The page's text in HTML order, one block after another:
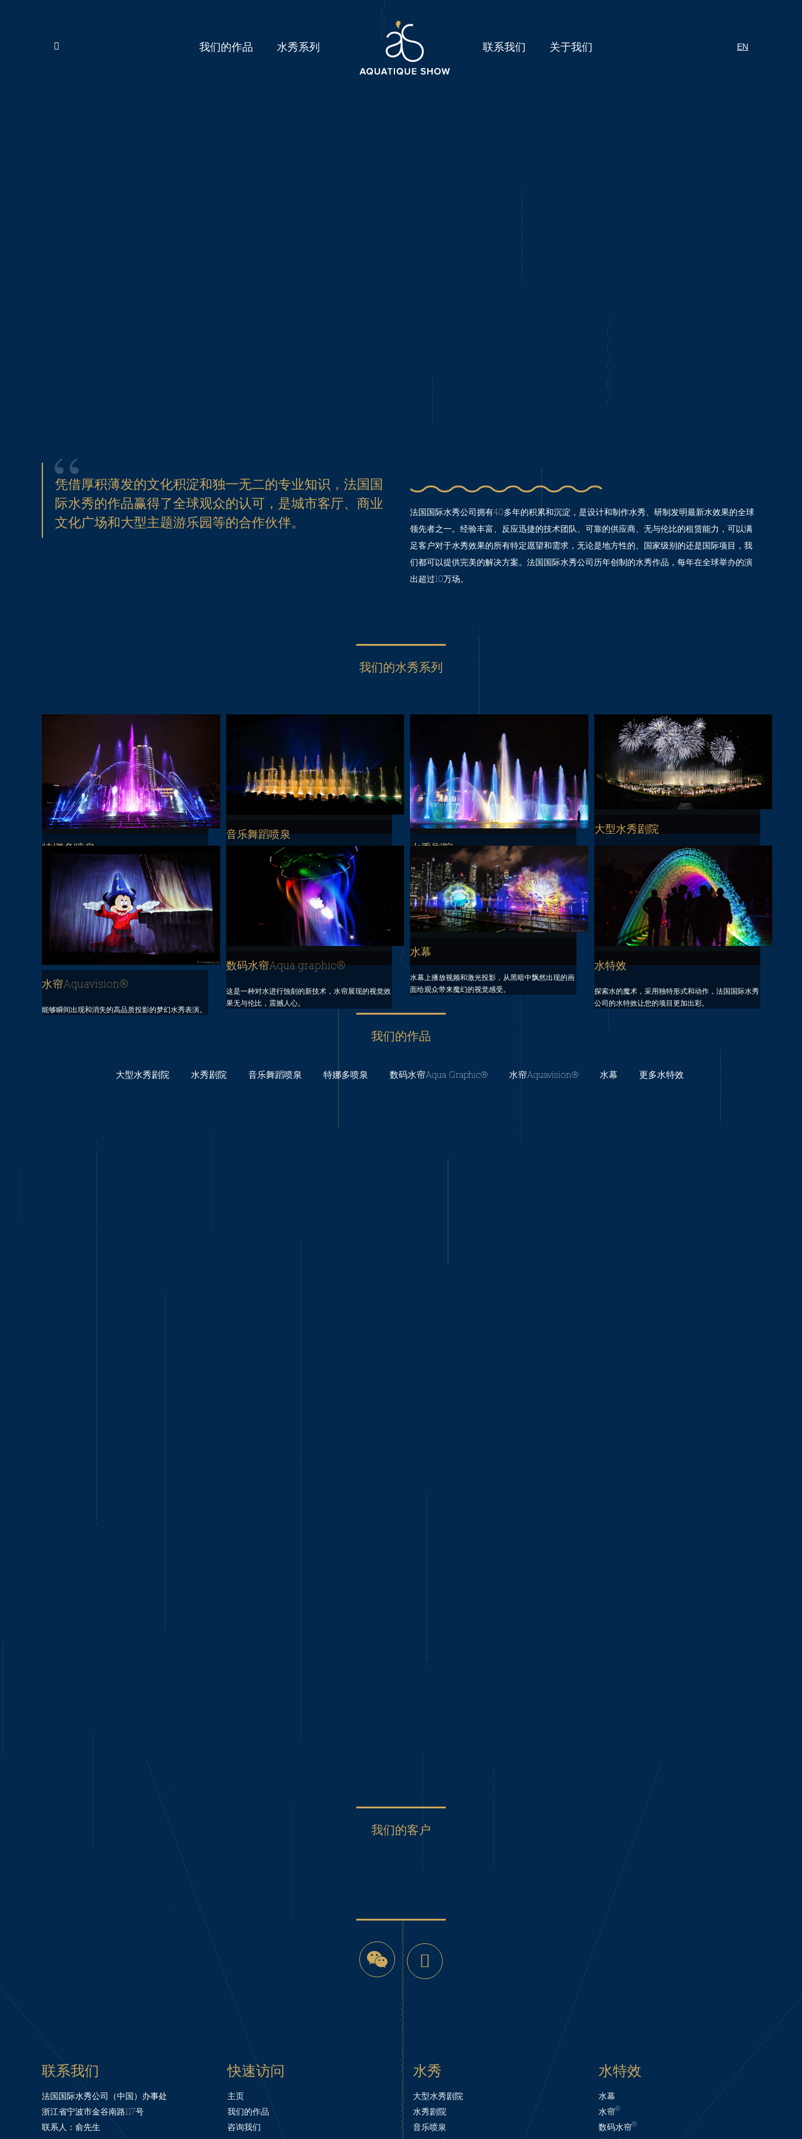
我们的作品 水秀系列
Search: 联系我们 关于我们 EN
凭借厚积薄发的文化积淀和独一无二的专业知识，法国国
际水秀的作品赢得了全球观众的认可，是城市客厅、商业
文化广场和大型主题游乐园等的合作伙伴。
法国国际水秀公司拥有40多年的积累和沉淀，是设计和制作水秀、研制发明最新水效果的全球
领先者之一。经验丰富、反应迅捷的技术团队、可靠的供应商、无与伦比的租赁能力，可以满
足客户对于水秀效果的所有特定愿望和需求，无论是地方性的、国家级别的还是国际项目，我
们都可以提供完美的解决方案。法国国际水秀公司历年创制的水秀作品，每年在全球举办的演
出超过10万场。
我们的水秀系列
特娜多喷泉
建筑和喷泉的交融，实现了人与水的互动娱乐，是现
代城市水秀发展的潮流。
音乐舞蹈喷泉
魔力之水伴随着迷离的灯光和水的舞蹈，伴随着音乐
美妙的旋律，同时呈现在您眼前。
水秀剧院
这是绝对震撼您心灵的表演。水秀剧院是集成了所有
水秀技术和多媒体技术的综合演艺。
大型水秀剧院
法国国际水秀公司的巨型水秀剧院是国际大型活动及
大规模永久性项目的独特而新颖的展示方式。
水帘Aquavision®
能够瞬间出现和消失的高品质投影的梦幻水秀表演。
数码水帘Aqua graphic®
这是一种对水进行蚀刻的新技术，水帘展现的视觉效
果无与伦比，震撼人心。
水幕
水幕上播放视频和激光投影，从黑暗中飘然出现的画
面给观众带来魔幻的视觉感受。
水特效
探索水的魔术，采用独特形式和动作，法国国际水秀
公司的水特效让您的项目更加出彩。
我们的作品
大型水秀剧院 水秀剧院 音乐舞蹈喷泉 特娜多喷泉 数码水帘Aqua Graphic®️ 水帘Aquavision®️ 水幕 更多水特效
美国奥兰多环球影城开年新秀即将开幕
美国迈阿密HUGO BOSS新品发布会水秀
我们的客户
微
YouTube
联系我们
法国国际水秀公司（中国）办事处
浙江省宁波市金谷南路117号
联系人：俞先生
快速访问
主页
我们的作品
咨询我们
水秀
大型水秀剧院
水秀剧院
音乐喷泉
水特效
水幕
水帘®
数码水帘®